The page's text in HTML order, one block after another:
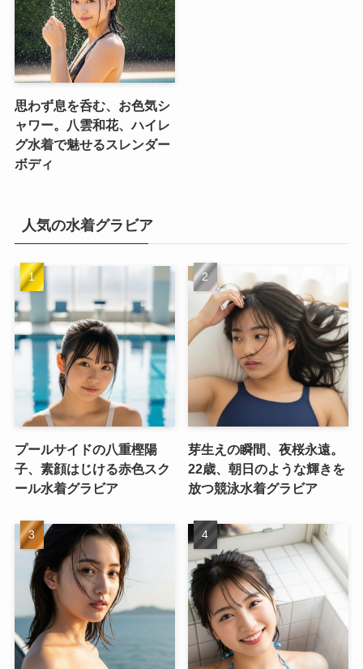
思わず息を呑む、お色気シ
ャワー。八雲和花、ハイレ
グ水着で魅せるスレンダー
ボディ
人気の水着グラビア
プールサイドの八重樫陽
子、素顔はじける赤色スク
ール水着グラビア
芽生えの瞬間、夜桜永遠。
22歳、朝日のような輝きを
放つ競泳水着グラビア